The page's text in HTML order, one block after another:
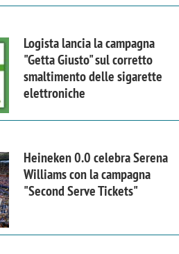
Logista lancia la campagna
"Getta Giusto" sul corretto
smaltimento delle sigarette
elettroniche
Heineken 0.0 celebra Serena
Williams con la campagna
"Second Serve Tickets"